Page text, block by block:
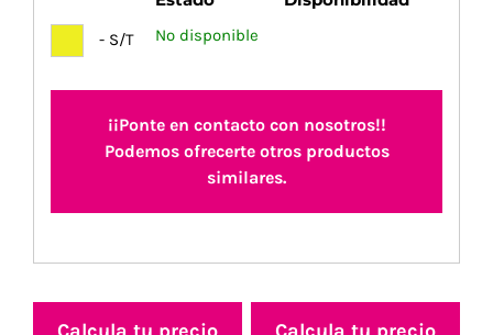
- S/T No disponible
¡¡Ponte en contacto con nosotros!!
Podemos ofrecerte otros productos
similares.